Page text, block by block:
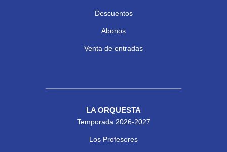
Descuentos
Abonos
Venta de entradas
LA ORQUESTA
Temporada 2026-2027
Los Profesores